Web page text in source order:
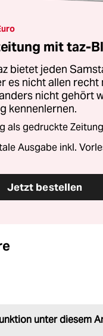
mit taz-
bietet jeden
es nicht allen recht
nicht gehört
kennenlernen.
als gedruckte
Ausgabe inkl.
Jetzt bestellen
unter diesem